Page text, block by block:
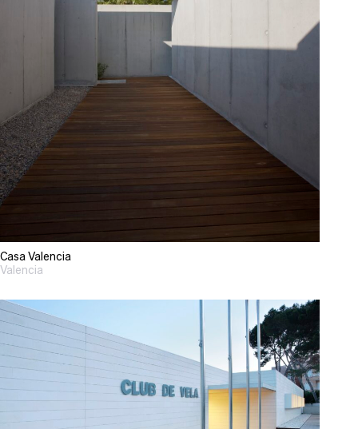
Casa Valencia
Valencia